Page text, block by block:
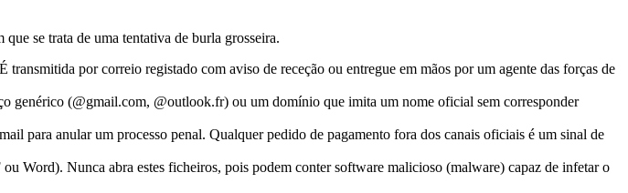
se trata de uma tentativa de burla grosseira.
por correio registado com aviso de receção ou entregue em mãos por um agente das forças de
genérico (@gmail.com, @outlook.fr) ou um domínio que imita um nome oficial sem corresponder
para anular um processo penal. Qualquer pedido de pagamento fora dos canais oficiais é um sinal de
Word). Nunca abra estes ficheiros, pois podem conter software malicioso (malware) capaz de infetar o